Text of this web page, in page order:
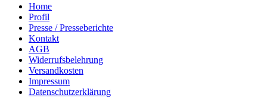
Home
Profil
Presse / Presseberichte
Kontakt
AGB
Widerrufsbelehrung
Versandkosten
Impressum
Datenschutzerklärung